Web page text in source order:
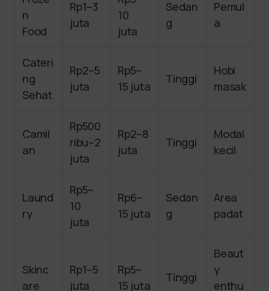
n
Food
Rp1–3
juta
10
juta
Sedan
g
Pemul
a
Cateri
ng
Sehat
Rp2–5
juta
Rp5–
15 juta
Tinggi
Hobi
masak
Camil
an
Rp500
ribu–2
juta
Rp2–8
juta
Tinggi
Modal
kecil
Laund
ry
Rp5–
10
juta
Rp6–
15 juta
Sedan
g
Area
padat
Skinc
are
Rp1–5
juta
Rp5–
15 juta
Tinggi
Beaut
y
enthu